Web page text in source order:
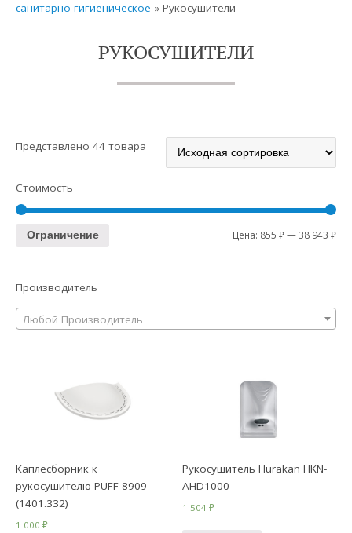
санитарно-гигиеническое » Рукосушители
РУКОСУШИТЕЛИ
Представлено 44 товара
Стоимость
Ограничение Цена: 855 ₽—38 943 ₽
Производитель
Любой Производитель
Каплесборник к
рукосушителю PUFF 8909
(1401.332)
1 000₽
Рукосушитель Hurakan HKN-
AHD1000
1 504₽